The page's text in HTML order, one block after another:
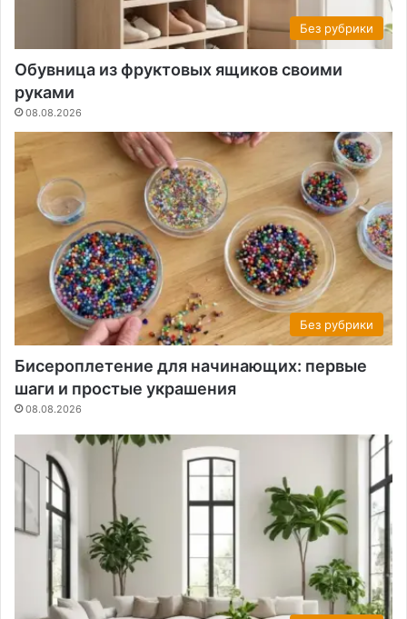
Без рубрики
Обувница из фруктовых ящиков своими
руками
08.08.2026
Без рубрики
Бисероплетение для начинающих: первые
шаги и простые украшения
08.08.2026